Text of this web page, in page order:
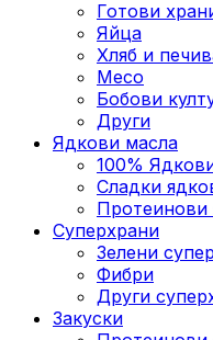
Готови
Яйца
Хляб и
Месо
Бобови
Други
Ядкови масла
100%
Сладки
Протеинови
Суперхрани
Зелени
Фибри
Други
3акуски